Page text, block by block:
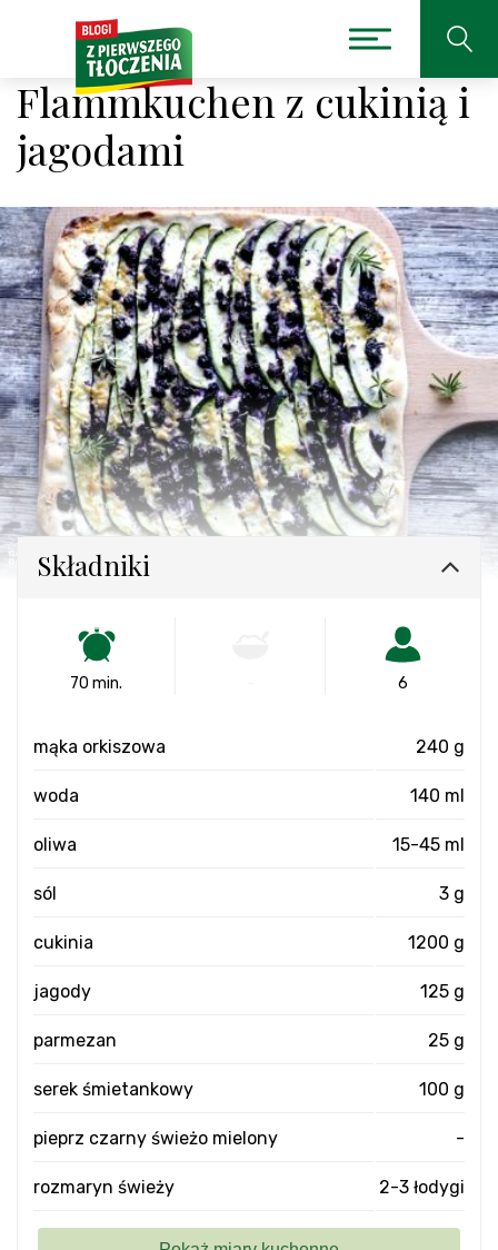
Flammkuchen z cukinią i
jagodami
Składniki
70 min. 6
mąka orkiszowa 240 g
woda 140 ml
oliwa 15-45 ml
sól 3 g
cukinia 1200 g
jagody 125 g
parmezan 25 g
serek śmietankowy 100 g
pieprz czarny świeżo mielony -
rozmaryn świeży 2-3 łodygi